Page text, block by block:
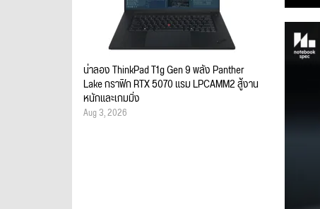
น่าลอง ThinkPad T1g Gen 9 พลัง Panther
Lake กราฟิก RTX 5070 แรม LPCAMM2 สู้งาน
หนักและเกมมิ่ง
Aug 3, 2026